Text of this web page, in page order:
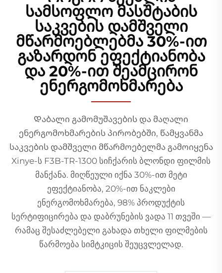
სამსოფლო მასშტაბის
საკვების დამშველი
მწარმოებლებმა 30%-ით
გაზარდონ ეფექტიანობა
და 20%-ით შეამცირონ
ენერგომოხმარება
Დაბალი გამომუშავების და მაღალი
ენერგომოხმარების პირობებში, წამყვანმა
საკვების დამშველი მწარმოებელმა გამოიყენა
Xinye-ს F3B-TR-1300 სიჩქარის ბლონდი ფილმის
მანქანა. მიღწეული იქნა 30%-ით მეტი
ეფექტიანობა, 20%-ით ნაკლები
ენერგომოხმარება, 98% პროდუქტის
სერტიფიცირება და დაბრუნების ვადა 11 თვეში —
რამაც შესაძლებელი გახადა თხელი ფილმების
წარმოება სიმტკიცის შეუცვლელად.